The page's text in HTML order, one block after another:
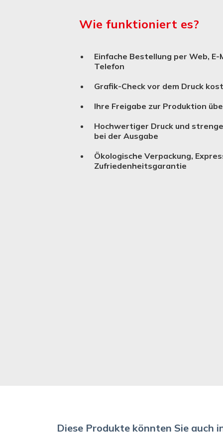
28.07.2026
Wie funktioniert es?
Einfache Bestellung per Web, E-
Telefon
Grafik-Check vor dem Druck
Ihre Freigabe zur Produktion
Hochwertiger Druck und
bei der Ausgabe
Ökologische Verpackung,
Zufriedenheitsgarantie
Diese Produkte könnten Sie auch